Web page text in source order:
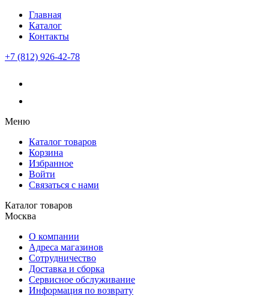
Главная
Каталог
Контакты
+7 (812) 926-42-78
Меню
Каталог товаров
Корзина
Избранное
Войти
Связаться с нами
Каталог товаров
Москва
О компании
Адреса магазинов
Сотрудничество
Доставка и сборка
Сервисное обслуживание
Информация по возврату